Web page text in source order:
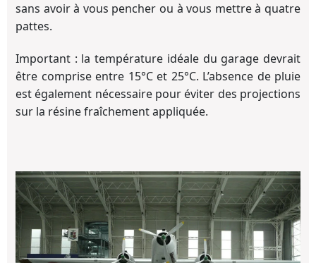
sans avoir à vous pencher ou à vous mettre à quatre
pattes.
Important : la température idéale du garage devrait
être comprise entre 15°C et 25°C. L’absence de pluie
est également nécessaire pour éviter des projections
sur la résine fraîchement appliquée.